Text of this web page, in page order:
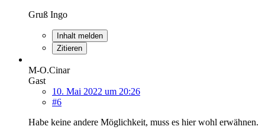
Gruß Ingo
Inhalt melden
Zitieren
M-O.Cinar
Gast
10. Mai 2022 um 20:26
#6
Habe keine andere Möglichkeit, muss es hier wohl erwähnen.